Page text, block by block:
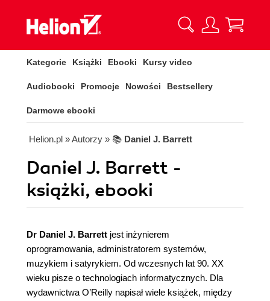
Kategorie Książki Ebooki Kursy video
Audiobooki Promocje Nowości Bestsellery
Darmowe ebooki
Helion.pl » Autorzy » 📚 Daniel J. Barrett
Daniel J. Barrett -
książki, ebooki
Dr Daniel J. Barrett jest inżynierem
oprogramowania, administratorem systemów,
muzykiem i satyrykiem. Od wczesnych lat 90. XX
wieku pisze o technologiach informatycznych. Dla
wydawnictwa O’Reilly napisał wiele książek, między